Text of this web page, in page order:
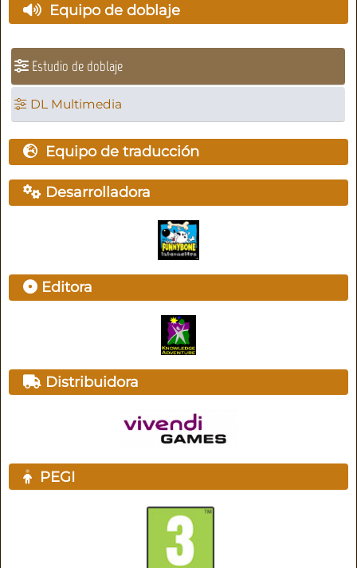
Equipo de doblaje
Estudio de doblaje
DL Multimedia
Equipo de traducción
Desarrolladora
Editora
Distribuidora
PEGI